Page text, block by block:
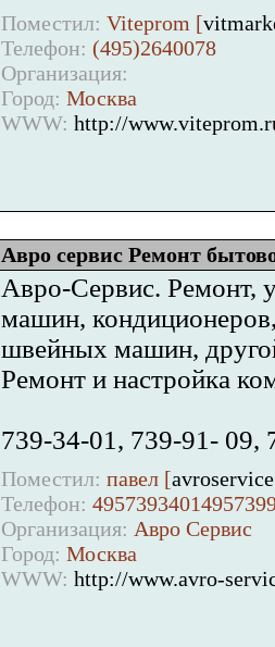
Поместил: Viteprom [
Телефон: (495)2640078
Организация:
Город: Москва
WWW: http://
Авро сервис Ремонт
Авро-Сервис. Ремонт,
машин,
швейных машин,
Ремонт и настройка
739-34-01, 739-91- 09,
Поместил: павел [
Телефон:
Организация: Авро Сервис
Город: Москва
WWW: http://www.avro-